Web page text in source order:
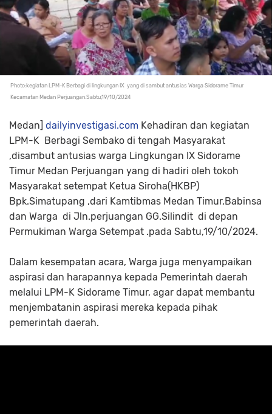
Photo:kegiatan LPM-K Berbagi di lingkungan IX yang di sambut antusias Warga Sidorame Timur
Kecamatan Medan Perjuangan.Sabtu,19/10/2024
Medan] dailyinvestigasi.com Kehadiran dan kegiatan
LPM-K Berbagi Sembako di tengah Masyarakat
,disambut antusias warga Lingkungan IX Sidorame
Timur Medan Perjuangan yang di hadiri oleh tokoh
Masyarakat setempat Ketua Siroha(HKBP)
Bpk.Simatupang ,dari Kamtibmas Medan Timur,Babinsa
dan Warga di Jln.perjuangan GG.Silindit di depan
Permukiman Warga Setempat .pada Sabtu,19/10/2024.
Dalam kesempatan acara, Warga juga menyampaikan
aspirasi dan harapannya kepada Pemerintah daerah
melalui LPM-K Sidorame Timur, agar dapat membantu
menjembatanin aspirasi mereka kepada pihak
pemerintah daerah.